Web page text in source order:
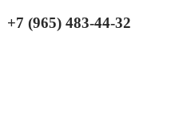
+7 (965) 483-44-32